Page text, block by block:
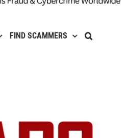
FIND SCAMMERS